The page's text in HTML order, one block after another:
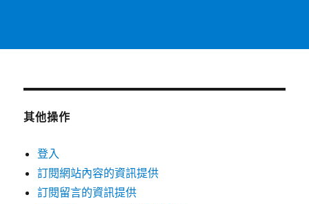
其他操作
登入
訂閱網站內容的資訊提供
訂閱留言的資訊提供